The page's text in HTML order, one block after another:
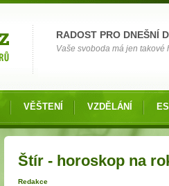
RADOST PRO DNEŠNÍ
Vaše svoboda má jen takové
VĚŠTENÍ VZDĚLÁNÍ
Štír - horoskop na
Redakce